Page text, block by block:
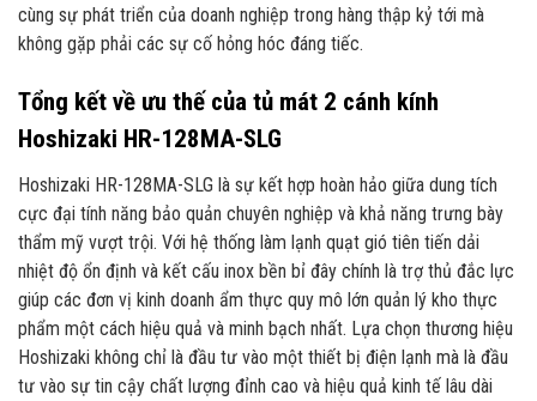
cùng sự phát triển của doanh nghiệp trong hàng thập kỷ tới mà
không gặp phải các sự cố hỏng hóc đáng tiếc.
Tổng kết về ưu thế của tủ mát 2 cánh kính
Hoshizaki HR-128MA-SLG
Hoshizaki HR-128MA-SLG là sự kết hợp hoàn hảo giữa dung tích
cực đại tính năng bảo quản chuyên nghiệp và khả năng trưng bày
thẩm mỹ vượt trội. Với hệ thống làm lạnh quạt gió tiên tiến dải
nhiệt độ ổn định và kết cấu inox bền bỉ đây chính là trợ thủ đắc lực
giúp các đơn vị kinh doanh ẩm thực quy mô lớn quản lý kho thực
phẩm một cách hiệu quả và minh bạch nhất. Lựa chọn thương hiệu
Hoshizaki không chỉ là đầu tư vào một thiết bị điện lạnh mà là đầu
tư vào sự tin cậy chất lượng đỉnh cao và hiệu quả kinh tế lâu dài